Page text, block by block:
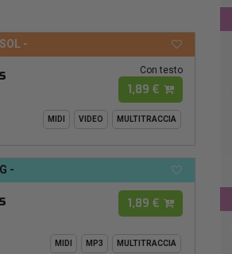
SOL -
Con testo
1,89 €
MIDI VIDEO MULTITRACCIA
G -
1,89 €
MIDI MP3 MULTITRACCIA